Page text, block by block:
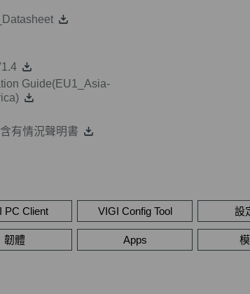
Guide(EU1_Asia-
有情況聲明書
PC Client VIGI Config Tool 設
韌體 Apps